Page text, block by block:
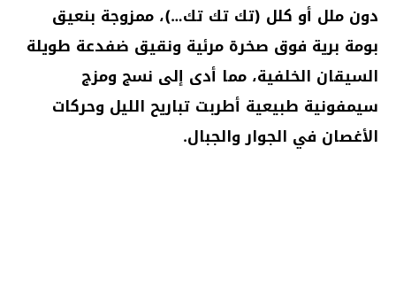
دون ملل أو كلل (تك تك تك…)، ممزوجة بنعيق
بومة برية فوق صخرة مرئية ونقيق ضفدعة طويلة
السيقان الخلفية، مما أدى إلى نسج ومزج
سيمفونية طبيعية أطربت تباريح الليل وحركات
الأغصان في الجوار والجبال.